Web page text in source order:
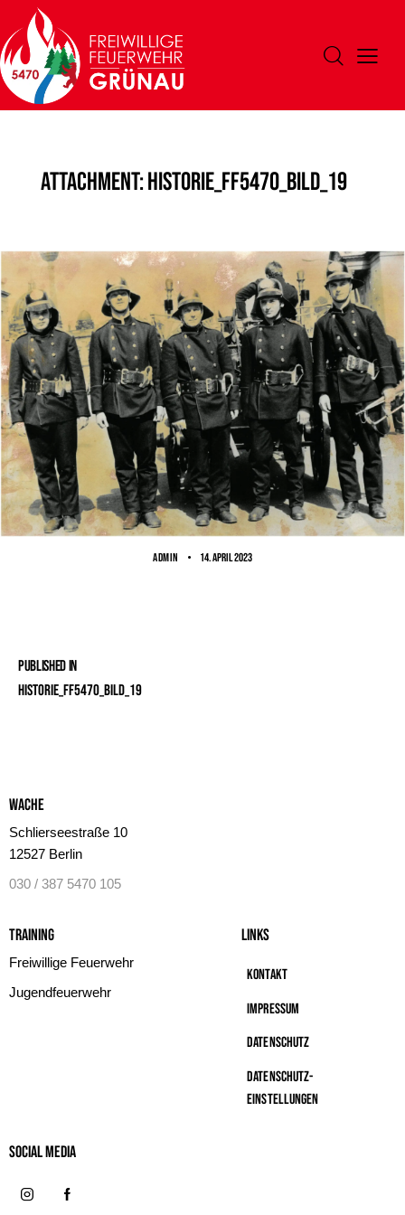
Attachment: Historie_FF5470_Bild_19
ADMIN 14. April 2023
Published in
Historie_FF5470_Bild_19
Wache
Schlierseestraße 10
12527 Berlin
030 / 387 5470 105
Training
Freiwillige Feuerwehr
Jugendfeuerwehr
Links
Kontakt
Impressum
Datenschutz
Datenschutz-
Einstellungen
Social MeDIA